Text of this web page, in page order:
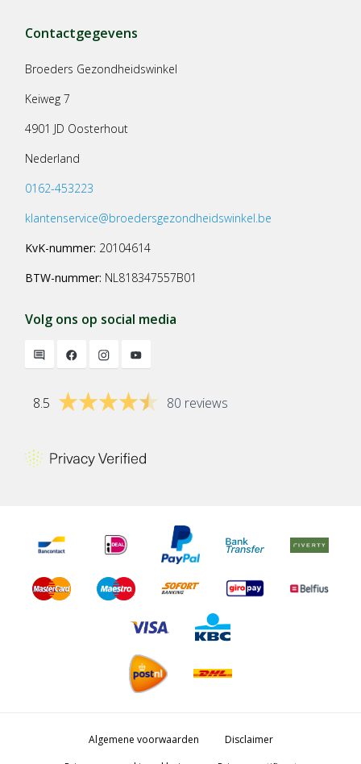
Contactgegevens
Broeders Gezondheidswinkel
Keiweg 7
4901 JD Oosterhout
Nederland
0162-453223
klantenservice@broedersgezondheidswinkel.be
KvK-nummer: 20104614
BTW-nummer: NL818347557B01
Volg ons op social media
8.5 80 reviews
Algemene voorwaarden
Disclaimer